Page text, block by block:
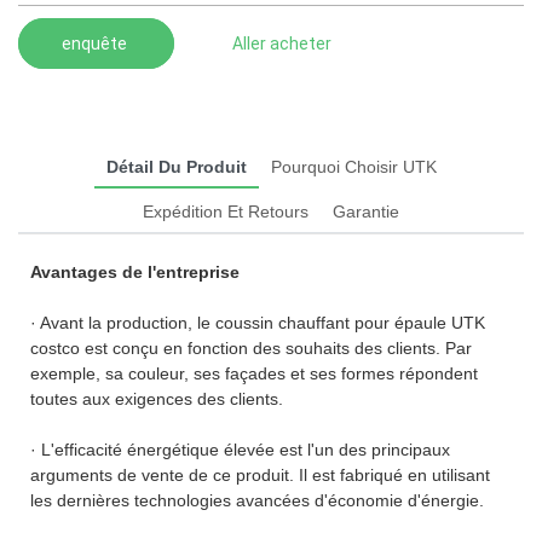
enquête Aller acheter
Détail Du Produit Pourquoi Choisir UTK
Expédition Et Retours Garantie
Avantages de l'entreprise
· Avant la production, le coussin chauffant pour épaule UTK
costco est conçu en fonction des souhaits des clients. Par
exemple, sa couleur, ses façades et ses formes répondent
toutes aux exigences des clients.
· L'efficacité énergétique élevée est l'un des principaux
arguments de vente de ce produit. Il est fabriqué en utilisant
les dernières technologies avancées d'économie d'énergie.